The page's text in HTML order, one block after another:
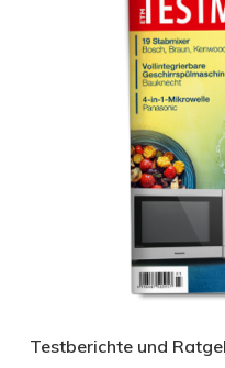
Testberichte und